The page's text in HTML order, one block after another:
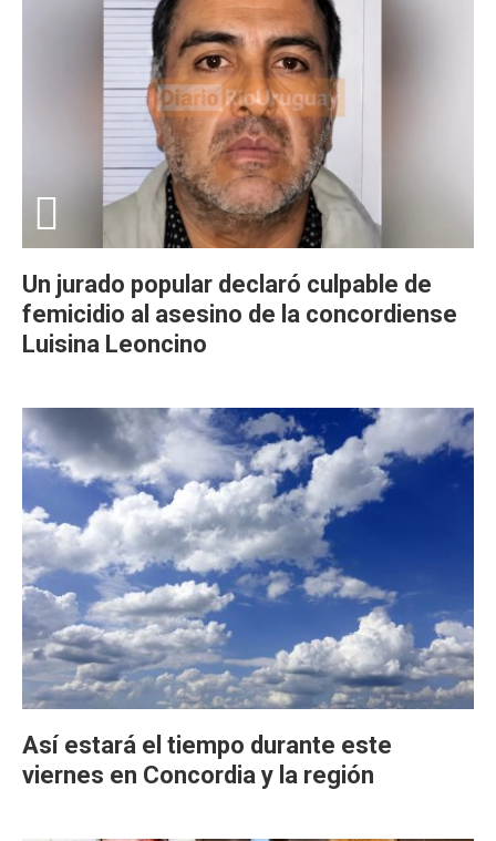
Un jurado popular declaró culpable de
femicidio al asesino de la concordiense
Luisina Leoncino
Así estará el tiempo durante este
viernes en Concordia y la región